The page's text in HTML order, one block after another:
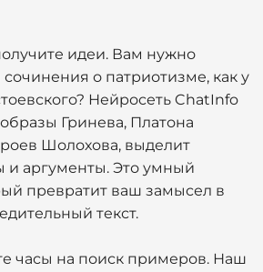
идеи. Вам нужно
о патриотизме, как у
Нейросеть ChatInfo
Гринева, Платона
Шолохова, выделит
и аргументы. Это умный
превратит ваш замысел в
текст.
часы на поиск примеров. Наш